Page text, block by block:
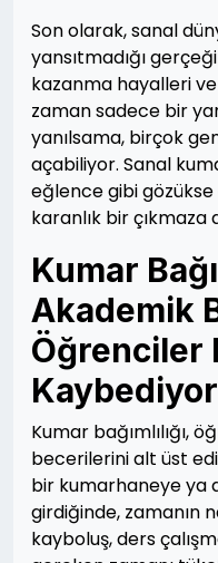
Son olarak, sanal
yansıtmadığı
kazanma hayalleri
zaman sadece bir
yanılsama, birçok
açabiliyor. Sanal
eğlence gibi
karanlık bir çıkmaza
Kumar
Akademik
Öğrenciler
Kumar bağımlılığı,
becerilerini alt üst
bir kumarhaneye ya
girdiğinde, zamanın
kayboluş, ders